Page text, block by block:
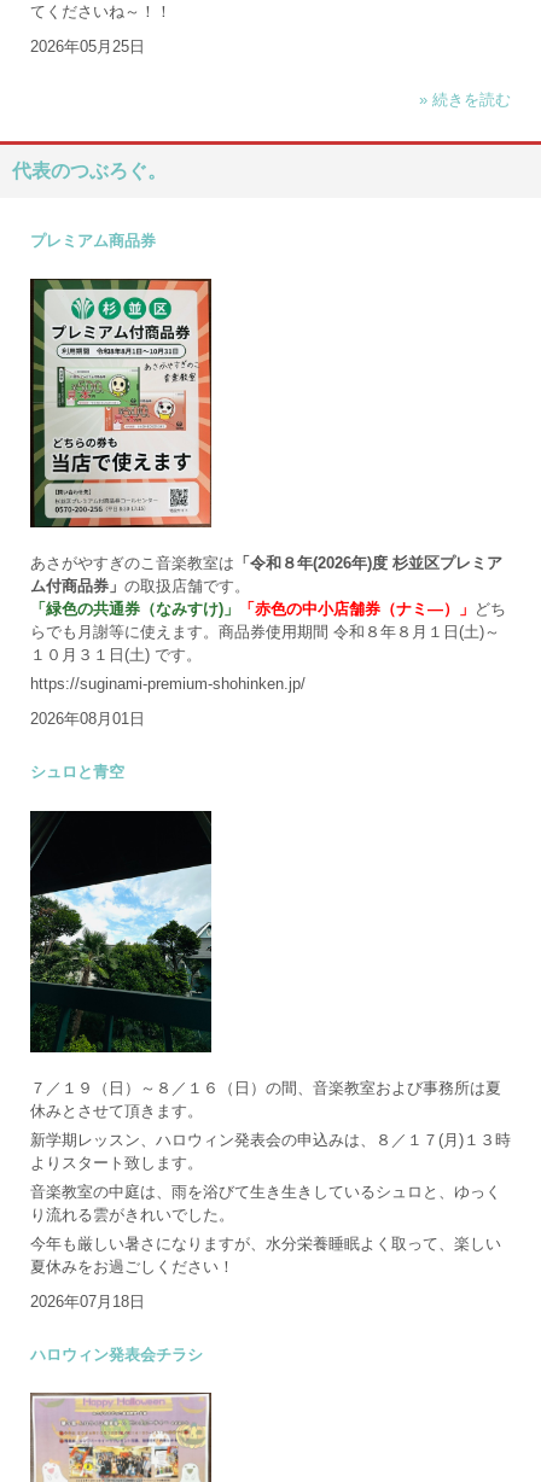
てくださいね～！！
2026年05月25日
» 続きを読む
代表のつぶろぐ。
プレミアム商品券
あさがやすぎのこ音楽教室は 「令和８年(2026年)度 杉並区プレミア
ム付商品券」 の取扱店舗です。
「緑色の共通券（なみすけ)」
「赤色の中小店舗券（ナミ―）」 どち
らでも月謝等に使えます。商品券使用期間 令和８年８月１日(土)～
１０月３１日(土) です。
https://suginami-premium-shohinken.jp/
2026年08月01日
シュロと青空
７／１９（日）～８／１６（日）の間、音楽教室および事務所は夏
休みとさせて頂きます。
新学期レッスン、ハロウィン発表会の申込みは、８／１７(月)１３時
よりスタート致します。
音楽教室の中庭は、雨を浴びて生き生きしているシュロと、ゆっく
り流れる雲がきれいでした。
今年も厳しい暑さになりますが、水分栄養睡眠よく取って、楽しい
夏休みをお過ごしください！
2026年07月18日
ハロウィン発表会チラシ